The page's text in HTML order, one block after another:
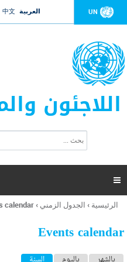
UN العربية 中文
اللاجئون
ت
ر
ل
ح
ب

أنت
هنا
الرئيسية › الجدول الزمني ›
calendar
Events calendar